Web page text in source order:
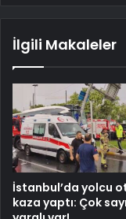
İlgili Makaleler
İstanbul’da yolcu
kaza yaptı: Çok